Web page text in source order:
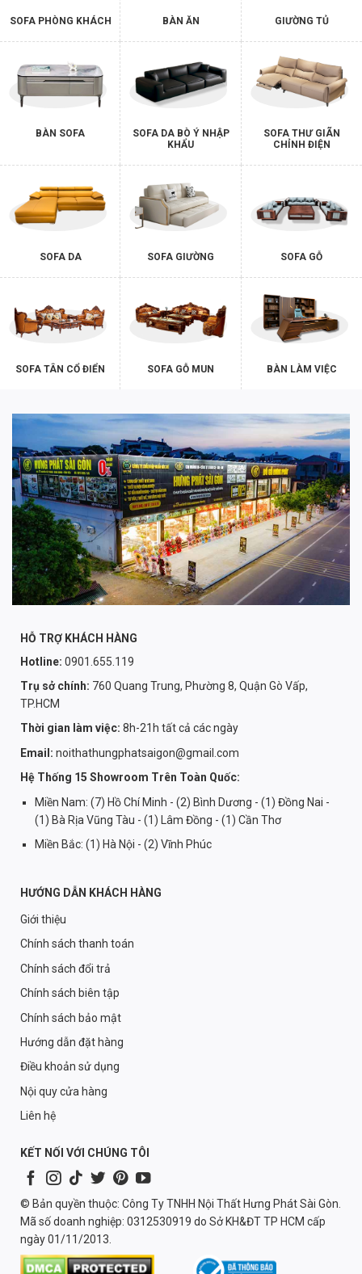
SOFA PHÒNG KHÁCH BÀN ĂN GIƯỜNG TỦ
BÀN SOFA
SOFA DA BÒ Ý NHẬP
KHẨU
SOFA THƯ GIÃN
CHỈNH ĐIỆN
SOFA DA SOFA GIƯỜNG SOFA GỖ
SOFA TÂN CỔ ĐIỂN SOFA GỖ MUN BÀN LÀM VIỆC
HỖ TRỢ KHÁCH HÀNG
Hotline: 0901.655.119
Trụ sở chính: 760 Quang Trung, Phường 8, Quận Gò Vấp,
TP.HCM
Thời gian làm việc: 8h-21h tất cả các ngày
Email: noithathungphatsaigon@gmail.com
Hệ Thống 15 Showroom Trên Toàn Quốc:
Miền Nam: (7) Hồ Chí Minh - (2) Bình Dương - (1) Đồng Nai -
(1) Bà Rịa Vũng Tàu - (1) Lâm Đồng - (1) Cần Thơ
Miền Bắc: (1) Hà Nội - (2) Vĩnh Phúc
HƯỚNG DẪN KHÁCH HÀNG
Giới thiệu
Chính sách thanh toán
Chính sách đổi trả
Chính sách biên tập
Chính sách bảo mật
Hướng dẫn đặt hàng
Điều khoản sử dụng
Nội quy cửa hàng
Liên hệ
KẾT NỐI VỚI CHÚNG TÔI
© Bản quyền thuộc: Công Ty TNHH Nội Thất Hưng Phát Sài Gòn.
Mã số doanh nghiệp: 0312530919 do Sở KH&ĐT TP HCM cấp
ngày 01/11/2013.